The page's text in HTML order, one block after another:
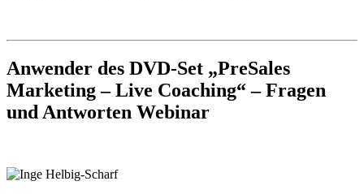
Anwender des DVD-Set „PreSales
Marketing – Live Coaching“ – Fragen
und Antworten Webinar